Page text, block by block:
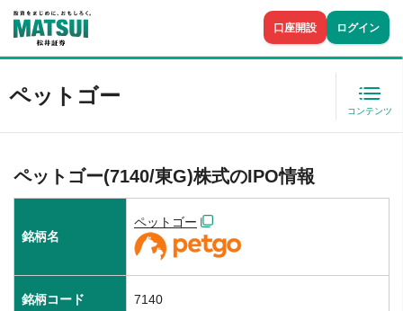
口座開設 ログイン
ペットゴー
コンテンツ
ペットゴー(7140/東G)株式のIPO情報
銘柄名
ペットゴー
銘柄コード 7140